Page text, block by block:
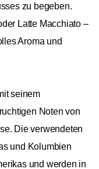
zu begeben.
Latte Macchiato –
Aroma und
seinem
Noten von
Die verwendeten
und Kolumbien
und werden in